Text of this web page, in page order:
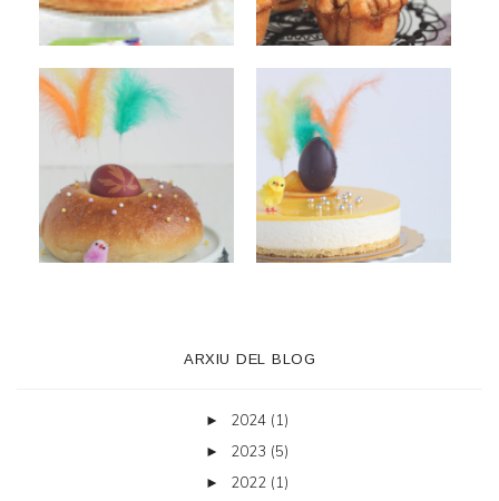
ARXIU DEL BLOG
► 2024 (1)
► 2023 (5)
► 2022 (1)